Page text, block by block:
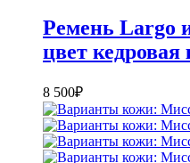
Ремень Largo
цвет кедровая
8 500₽